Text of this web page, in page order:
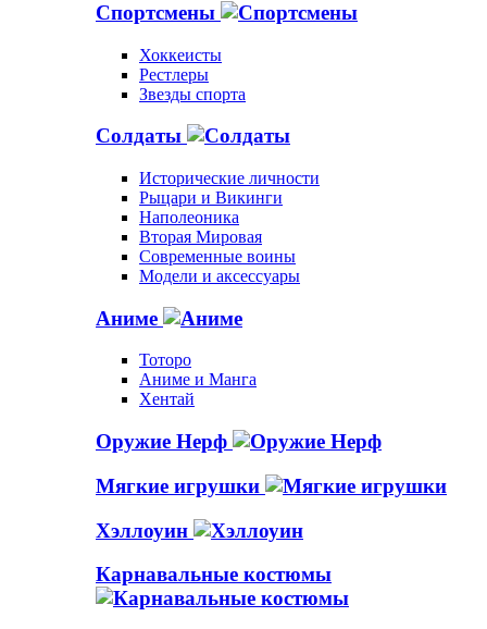
Спортсмены
Хоккеисты
Рестлеры
Звезды спорта
Солдаты
Исторические личности
Рыцари и Викинги
Наполеоника
Вторая Мировая
Современные воины
Модели и аксессуары
Аниме
Тоторо
Аниме и Манга
Хентай
Оружие Нерф
Мягкие игрушки
Хэллоуин
Карнавальные костюмы